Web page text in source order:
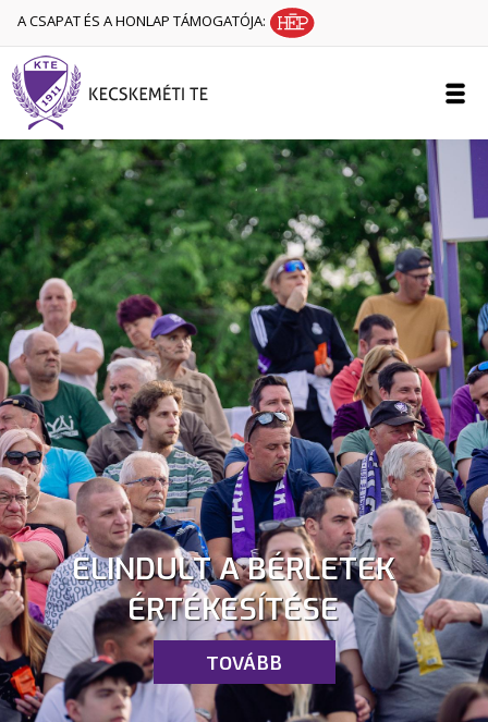
A CSAPAT ÉS A HONLAP TÁMOGATÓJA:
ELINDULT A BÉRLETEK
ÉRTÉKESÍTÉSE
TOVÁBB